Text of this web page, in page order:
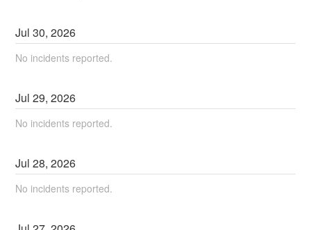
Jul30,2026
No incidents reported.
Jul29,2026
No incidents reported.
Jul28,2026
No incidents reported.